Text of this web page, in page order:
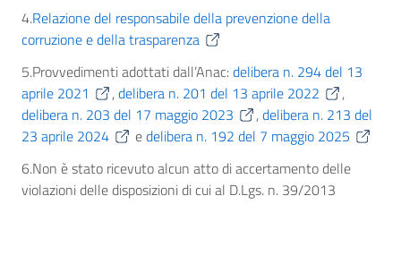
4.Relazione del responsabile della prevenzione della
corruzione e della trasparenza
5.Provvedimenti adottati dall’Anac:delibera n. 294 del 13
aprile 2021
,delibera n. 201 del 13 aprile 2022
,
delibera n. 203 del 17 maggio 2023
,delibera n. 213 del
23 aprile 2024
edelibera n. 192 del 7 maggio 2025
6.Non è stato ricevuto alcun atto di accertamento delle
violazioni delle disposizioni di cui al D.Lgs. n. 39/2013